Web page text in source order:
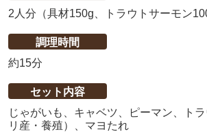
2人分（具材150g、トラウトサーモン
調理時間
約15分
セット内容
じゃがいも、キャベツ、ピーマン、ト
リ産・養殖）、マヨたれ